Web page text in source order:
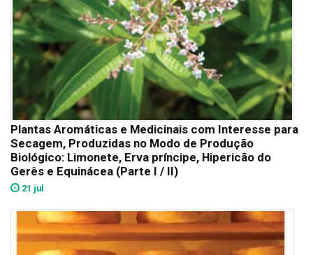
Plantas Aromáticas e Medicinais com Interesse para
Secagem, Produzidas no Modo de Produção
Biológico: Limonete, Erva príncipe, Hipericão do
Gerês e Equinácea (Parte I / II)
21 jul